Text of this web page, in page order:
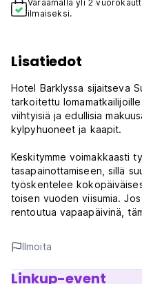
Varaamalla yli 2
ilmaiseksi.
Lisatiedot
Hotel Barklyssa sijaitseva
tarkoitettu
viihtyisiä ja edullisia
kylpyhuoneet ja kaapit.
Keskitymme voimakkaasti
tasapainottamiseen, sillä
työskentelee
toisen vuoden viisumia.
rentoutua vapaapäivinä,
Kätevästi St Kildan
bussipysäkkejä sekä
Esplanade.
Ilmoita
Linkup-event